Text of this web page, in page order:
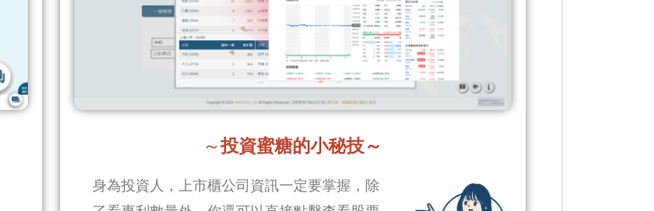
～投資蜜糖的小秘技～
身為投資人，上市櫃公司資訊一定要掌握，除